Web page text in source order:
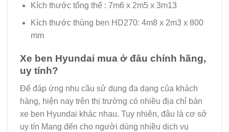
Kích thước tổng thể : 7m6 x 2m5 x 3m13
Kích thước thùng ben HD270: 4m8 x 2m3 x 800
mm
Xe ben Hyundai mua ở đâu chính hãng,
uy tính?
Để đáp ứng nhu cầu sử dụng đa dạng của khách
hàng, hiện nay trên thị trường có nhiều địa chỉ bán
xe ben Hyundai khác nhau. Tuy nhiên, đâu là cơ sở
uy tín Mang đến cho người dùng nhiều dịch vụ